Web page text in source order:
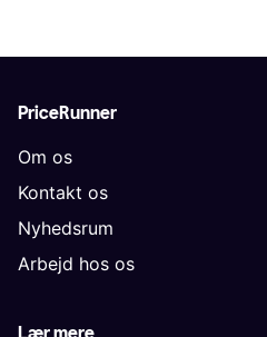
PriceRunner
Om os
Kontakt os
Nyhedsrum
Arbejd hos os